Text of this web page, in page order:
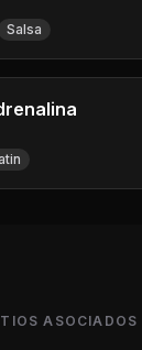
Salsa
ASOCIADOS